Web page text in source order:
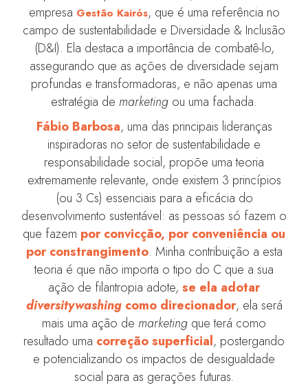
empresa Gestão Kairós, que é uma referência no
campo de sustentabilidade e Diversidade & Inclusão
(D&I). Ela destaca a importância de combatê-lo,
assegurando que as ações de diversidade sejam
profundas e transformadoras, e não apenas uma
estratégia de marketing ou uma fachada.
Fábio Barbosa, uma das principais lideranças
inspiradoras no setor de sustentabilidade e
responsabilidade social, propõe uma teoria
extremamente relevante, onde existem 3 princípios
(ou 3 Cs) essenciais para a eficácia do
desenvolvimento sustentável: as pessoas só fazem o
que fazem por convicção, por conveniência ou
por constrangimento. Minha contribuição a esta
teoria é que não importa o tipo do C que a sua
ação de filantropia adote, se ela adotar
diversitywashingcomo direcionador, ela será
mais uma ação de marketing que terá como
resultado uma correção superficial, postergando
e potencializando os impactos de desigualdade
social para as gerações futuras.